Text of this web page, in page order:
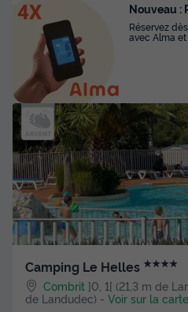
Camping Le Helles ★★★★
Combrit ]0, 1[ (21,3 m de
de Landudec) - Voir sur la carte
Nouveau :
Réservez
avec Alma